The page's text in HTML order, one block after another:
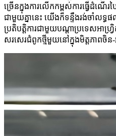
ច្រើនក្នុងការលើកកម្ពស់ការធ្វើដំណ
ជាមួយគ្នានេះ យើងក៏ទន្ទឹងរង់ចាំលទ្ធផ
ប្រតិបត្តិការជាមួយបណ្តាប្រទេសអាហ្វ្
សរសេរជំពូកថ្មីមួយនៅក្នុងមិត្តភាពចិន-